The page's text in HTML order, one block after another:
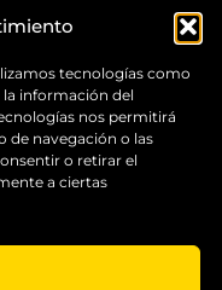
tecnologías como
la información del
nos permitirá
de navegación o las
o retirar el
a ciertas
Mapa del
sitio